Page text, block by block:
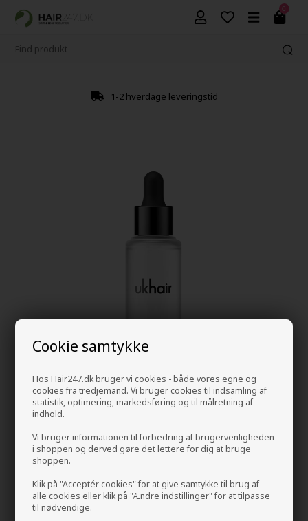
Cookie samtykke
Hos Hair247.dk bruger vi cookies - både vores egne og
cookies fra tredjemand. Vi bruger cookies til indsamling af
statistik, optimering, markedsføring og til målretning af
indhold.
Vi bruger informationen til forbedring af brugervenligheden
i shoppen og derved gøre det lettere for dig at bruge
shoppen.
Klik på "Acceptér cookies" for at give samtykke til brug af
alle cookies eller klik på "Ændre indstillinger" for at tilpasse
til nødvendige.
0
1-2 hverdage leveringstid
UKHAIR Hair Growth Serum 50ml
Mærker»UKLASH Vippe- og brynserum
369,00DKK